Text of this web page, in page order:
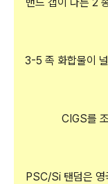
3-5 족 화합물이
CIGS를
PSC/Si 탠덤은